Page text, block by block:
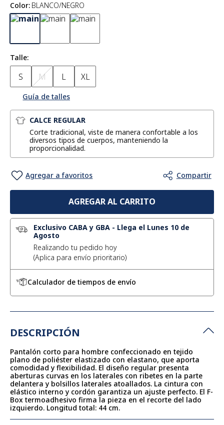
Color: BLANCO/NEGRO
Talle
L
M
S XL
Guía de talles
CALCE REGULAR
Corte tradicional, viste de manera confortable a los
diversos tipos de cuerpos, manteniendo la
proporcionalidad.
AGREGAR AL CARRITO
Exclusivo CABA y GBA - Llega el Lunes 10 de
Agosto
Realizando tu pedido hoy
Calculador de tiempos de envío
DESCRIPCIÓN
Pantalón corto para hombre confeccionado en tejido
plano de poliéster elastizado con elastano, que aporta
comodidad y flexibilidad. El diseño regular presenta
aberturas curvas en los laterales con ribetes en la parte
delantera y bolsillos laterales atoallados. La cintura con
elástico interno y cordón garantiza un ajuste perfecto. El F-
Box termoadhesivo firma la pieza en el recorte del lado
izquierdo. Longitud total: 44 cm.